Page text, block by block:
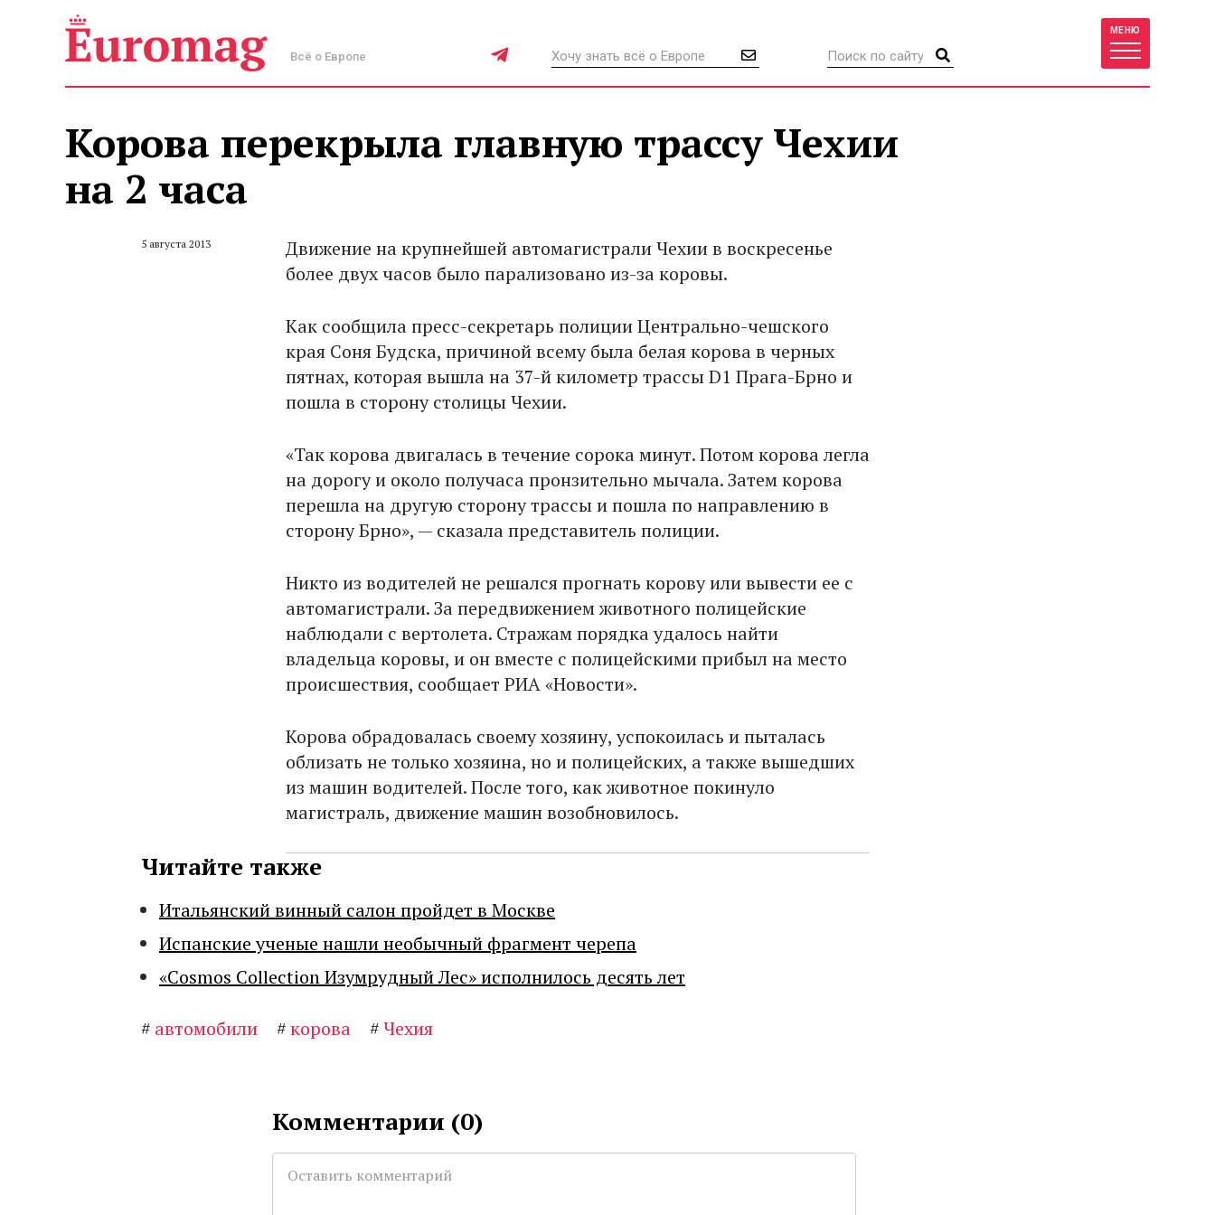
Всё о Европе
МЕНЮ
Корова перекрыла главную трассу Чехии
на 2 часа
5 августа 2013
Движение на крупнейшей автомагистрали Чехии в воскресенье
более двух часов было парализовано из-за коровы.
Как сообщила пресс-секретарь полиции Центрально-чешского
края Соня Будска, причиной всему была белая корова в черных
пятнах, которая вышла на 37-й километр трассы D1 Прага-Брно и
пошла в сторону столицы Чехии.
«Так корова двигалась в течение сорока минут. Потом корова легла
на дорогу и около получаса пронзительно мычала. Затем корова
перешла на другую сторону трассы и пошла по направлению в
сторону Брно», — сказала представитель полиции.
Никто из водителей не решался прогнать корову или вывести ее с
автомагистрали. За передвижением животного полицейские
наблюдали с вертолета. Стражам порядка удалось найти
владельца коровы, и он вместе с полицейскими прибыл на место
происшествия, сообщает РИА «Новости».
Корова обрадовалась своему хозяину, успокоилась и пыталась
облизать не только хозяина, но и полицейских, а также вышедших
из машин водителей. После того, как животное покинуло
магистраль, движение машин возобновилось.
Читайте также
Итальянский винный салон пройдет в Москве
Испанские ученые нашли необычный фрагмент черепа
«Cosmos Collection Изумрудный Лес» исполнилось десять лет
# автомобили #корова #Чехия
Комментарии (0)